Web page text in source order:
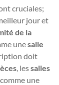
cruciales;
jour et
de la
unesalle
doit
, lessalles
une